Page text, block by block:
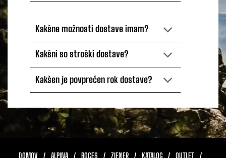
Kakšne možnosti dostave imam?
Kakšni so stroški dostave?
Kakšen je povprečen rok dostave?
DOMOV ALPINA ROCES ZIENER KATALOG OUTLET